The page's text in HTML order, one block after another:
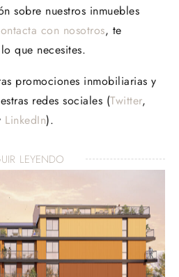
sobre nuestros inmuebles
con nosotros, te
que necesites.
promociones inmobiliarias y
redes sociales (Twitter,
LinkedIn).
LEYENDO